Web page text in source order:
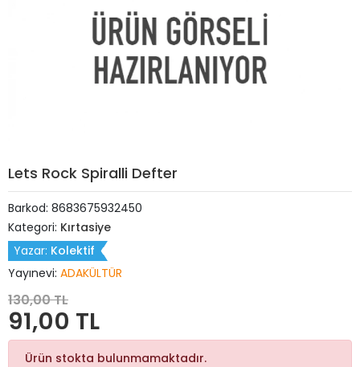
Lets Rock Spiralli Defter
Barkod: 8683675932450
Kategori: Kırtasiye
Yazar: Kolektif
Yayınevi: ADAKÜLTÜR
130,00 TL
91,00 TL
Ürün stokta bulunmamaktadır.